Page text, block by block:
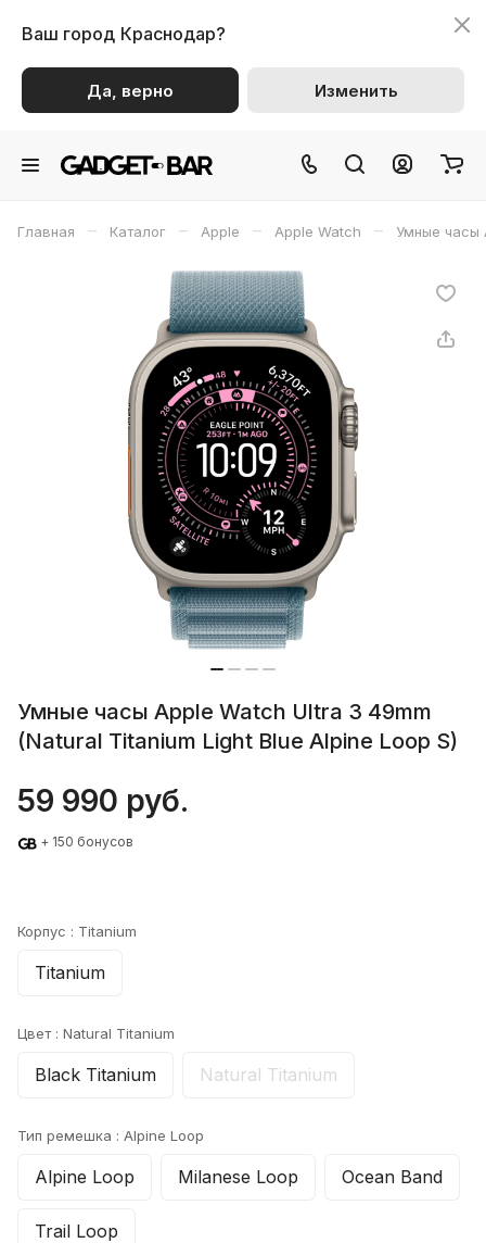
Ваш город Краснодар?
Да, верно Изменить
Главная – Каталог – Apple – Apple Watch – Умные часы
Умные часы Apple Watch Ultra 3 49mm
(Natural Titanium Light Blue Alpine Loop S)
59 990 руб.
+ 150 бонусов
Корпус : Titanium
Titanium
Цвет : Natural Titanium
Black Titanium Natural Titanium
Тип ремешка : Alpine Loop
Alpine Loop Milanese Loop Ocean Band
Trail Loop